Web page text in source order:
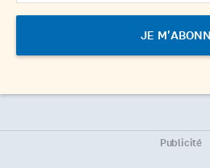
Publicité